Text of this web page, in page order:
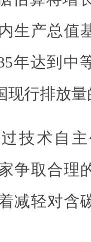
生产总值
年达到中
现行排放量
技术自
争取合理
减轻对含